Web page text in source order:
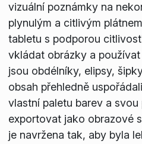
vizuální poznámky na
plynulým a citlivým
tabletu s podporou
vkládat obrázky a
jsou obdélníky, elipsy,
obsah přehledně
vlastní paletu barev a
exportovat jako obrazové
je navržena tak, aby byla